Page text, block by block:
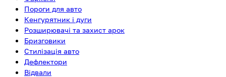
Пороги для авто
Кенгурятник і дуги
Розширювачі та захист арок
Бризговики
Стилізація авто
Дефлектори
Відвали